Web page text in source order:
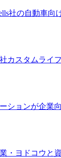
社の自動車向
カスタムライ
ションが企業
・ヨドコウと